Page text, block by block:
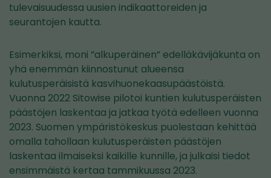
tulevaisuudessa uusien indikaattoreiden ja
seurantojen kautta.
Esimerkiksi, moni ”alkuperäinen” edelläkävijäkunta on
yhä enemmän kiinnostunut alueensa
kulutusperäisistä kasvihuonekaasupäästöistä.
Vuonna 2022 Sitowise pilotoi kuntien kulutusperäisten
päästöjen laskentaa ja jatkaa työtä edelleen vuonna
2023. Suomen ympäristökeskus puolestaan kehittää
omalla tahollaan kulutusperäisten päästöjen
laskentaa ilmaiseksi kaikille kunnille, ja julkaisi tiedot
ensimmäistä kertaa tammikuussa 2023.